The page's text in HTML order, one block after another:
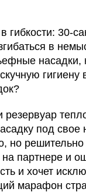
гибкости: 30-
в
насадки,
резервуар
под свое
но
на партнере и
и хочет
марафон